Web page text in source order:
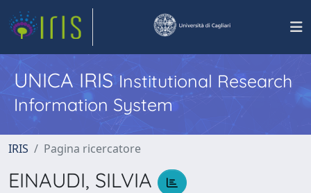
UNICA IRISInstitutional Research
Information System
IRIS Pagina ricercatore
EINAUDI, SILVIA